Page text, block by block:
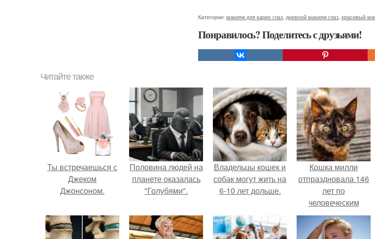
Категории: макияж для карих глаз дневной макияж глаз красивый
Понравилось? Поделитесь с друзьями!
Читайте также
Ты встречаешься с
Джеком
Джонсоном.
Половина людей на
планете оказалась
"Голубями".
Владельцы кошек и
собак могут жить на
6-10 лет дольше.
Кошка милли
отпраздновала 146
лет по
человеческим
Меркам и
претендует на